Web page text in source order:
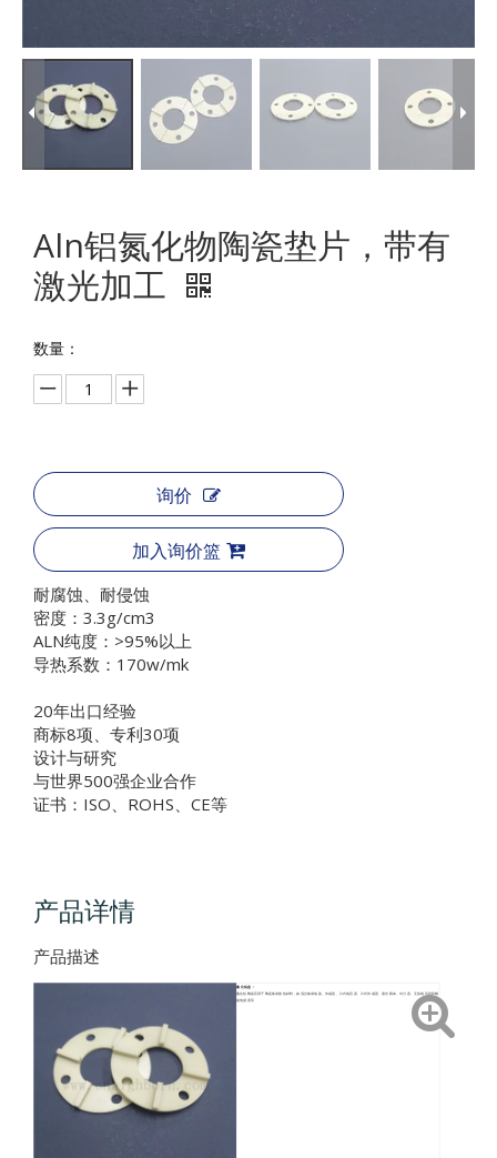
Aln铝氮化物陶瓷垫片，带有
激光加工
数量：
询价
加入询价篮
耐腐蚀、耐侵蚀
密度：3.3g/cm3
ALN纯度：>95%以上
导热系数：170w/mk
20年出口经验
商标8项、专利30项
设计与研究
与世界500强企业合作
证书：ISO、ROHS、CE等
产品详情
产品描述
氮化铝盘：
氮化铝陶瓷应用于陶瓷集成散热材料，如混合集成电路、传感器、片式电容器、片式传感器、激光载体、功分器、叉指电容器和螺
旋电感器等